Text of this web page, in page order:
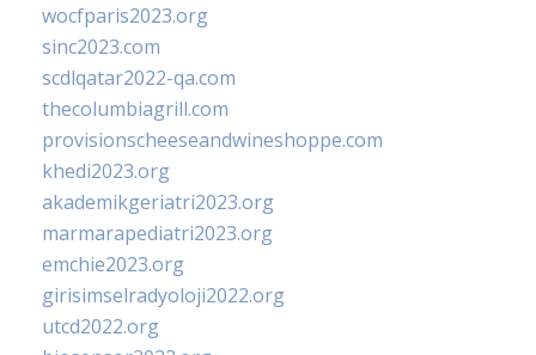
wocfparis2023.org
sinc2023.com
scdlqatar2022-qa.com
thecolumbiagrill.com
provisionscheeseandwineshoppe.com
khedi2023.org
akademikgeriatri2023.org
marmarapediatri2023.org
emchie2023.org
girisimselradyoloji2022.org
utcd2022.org